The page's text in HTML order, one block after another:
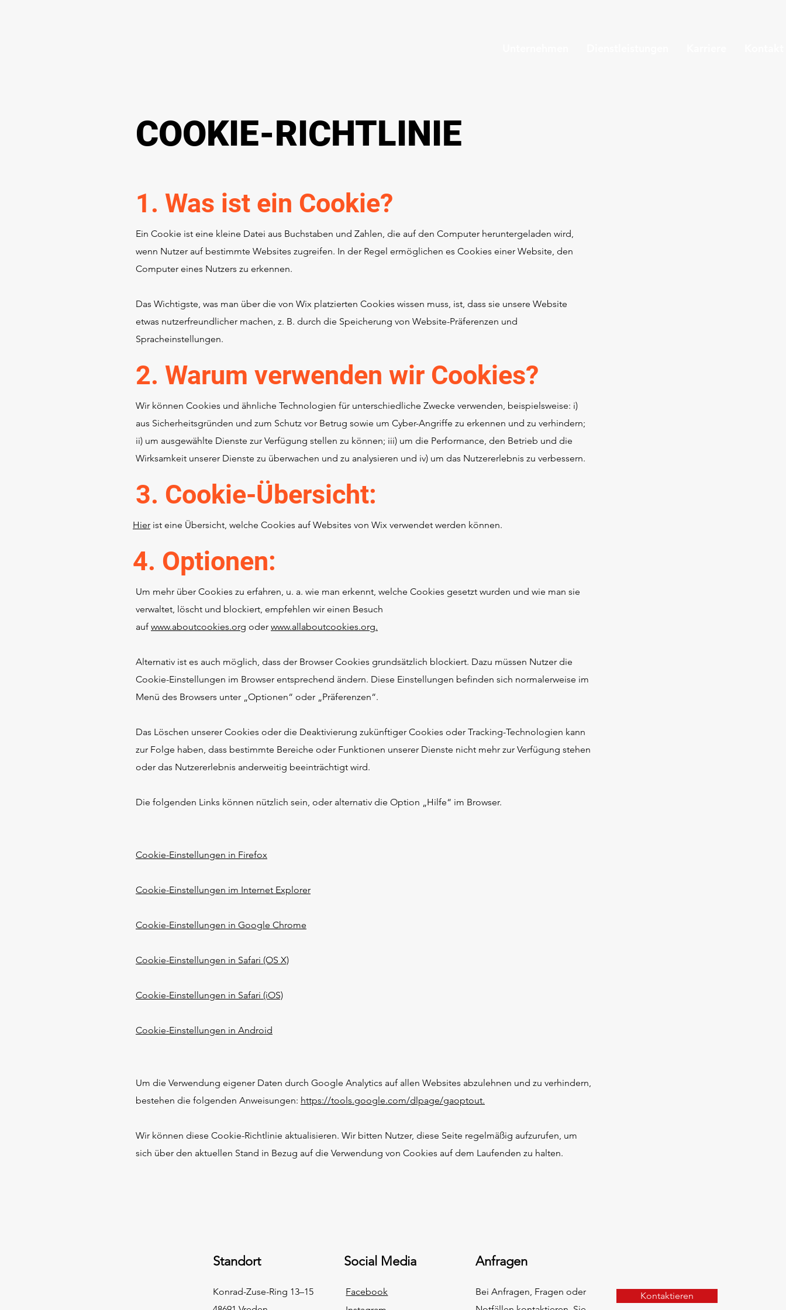
COOKIE-RICHTLINIE
1. Was ist ein Cookie?
Ein Cookie ist eine kleine Datei aus Buchstaben und Zahlen, die auf den Computer heruntergeladen wird,
wenn Nutzer auf bestimmte Websites zugreifen. In der Regel ermöglichen es Cookies einer Website, den
Computer eines Nutzers zu erkennen.
Das Wichtigste, was man über die von Wix platzierten Cookies wissen muss, ist, dass sie unsere Website
etwas nutzerfreundlicher machen, z. B. durch die Speicherung von Website-Präferenzen und
Spracheinstellungen.
2. Warum verwenden wir Cookies?
Wir können Cookies und ähnliche Technologien für unterschiedliche Zwecke verwenden, beispielsweise: i)
aus Sicherheitsgründen und zum Schutz vor Betrug sowie um Cyber-Angriffe zu erkennen und zu verhindern;
ii) um ausgewählte Dienste zur Verfügung stellen zu können; iii) um die Performance, den Betrieb und die
Wirksamkeit unserer Dienste zu überwachen und zu analysieren und iv) um das Nutzererlebnis zu verbessern.
3. Cookie-Übersicht:
Hier ist eine Übersicht, welche Cookies auf Websites von Wix verwendet werden können.
4. Optionen:
Um mehr über Cookies zu erfahren, u. a. wie man erkennt, welche Cookies gesetzt wurden und wie man sie
verwaltet, löscht und blockiert, empfehlen wir einen Besuch
auf www.aboutcookies.org oder www.allaboutcookies.org.
Alternativ ist es auch möglich, dass der Browser Cookies grundsätzlich blockiert. Dazu müssen Nutzer die
Cookie-Einstellungen im Browser entsprechend ändern. Diese Einstellungen befinden sich normalerweise im
Menü des Browsers unter „Optionen“ oder „Präferenzen“.
Das Löschen unserer Cookies oder die Deaktivierung zukünftiger Cookies oder Tracking-Technologien kann
zur Folge haben, dass bestimmte Bereiche oder Funktionen unserer Dienste nicht mehr zur Verfügung stehen
oder das Nutzererlebnis anderweitig beeinträchtigt wird.
Die folgenden Links können nützlich sein, oder alternativ die Option „Hilfe“ im Browser.
Cookie-Einstellungen in Firefox
Cookie-Einstellungen im Internet Explorer
Cookie-Einstellungen in Google Chrome
Cookie-Einstellungen in Safari (OS X)
Cookie-Einstellungen in Safari (iOS)
Cookie-Einstellungen in Android
Um die Verwendung eigener Daten durch Google Analytics auf allen Websites abzulehnen und zu verhindern,
bestehen die folgenden Anweisungen: https://tools.google.com/dlpage/gaoptout.
Wir können diese Cookie-Richtlinie aktualisieren. Wir bitten Nutzer, diese Seite regelmäßig aufzurufen, um
sich über den aktuellen Stand in Bezug auf die Verwendung von Cookies auf dem Laufenden zu halten.
Standort
Konrad-Zuse-Ring 13–15
Social Media
Facebook
Anfragen
Bei Anfragen, Fragen oder
Kontaktieren